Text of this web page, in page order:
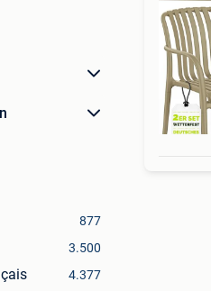
877
3.500
4.377